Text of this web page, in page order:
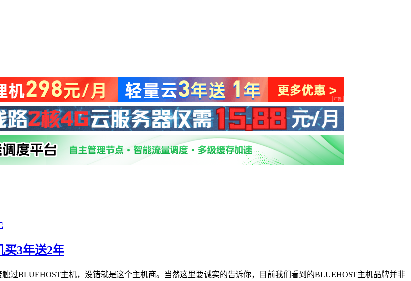
买3年送2年
过BLUEHOST主机，没错就是这个主机商。当然这里要诚实的告诉你，目前我们看到的BLUEHOST主机品牌并非